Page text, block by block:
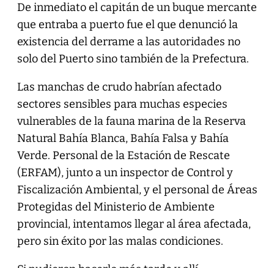
De inmediato el capitán de un buque mercante
que entraba a puerto fue el que denunció la
existencia del derrame a las autoridades no
solo del Puerto sino también de la Prefectura.
Las manchas de crudo habrían afectado
sectores sensibles para muchas especies
vulnerables de la fauna marina de la Reserva
Natural Bahía Blanca, Bahía Falsa y Bahía
Verde. Personal de la Estación de Rescate
(ERFAM), junto a un inspector de Control y
Fiscalización Ambiental, y el personal de Áreas
Protegidas del Ministerio de Ambiente
provincial, intentamos llegar al área afectada,
pero sin éxito por las malas condiciones.